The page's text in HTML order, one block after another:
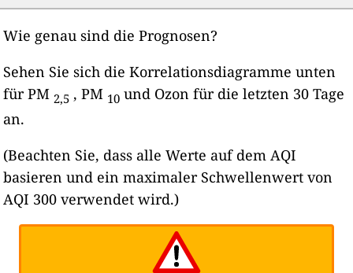
Wie genau sind die Prognosen?
Sehen Sie sich die Korrelationsdiagramme unten
für PM 2,5 , PM 10 und Ozon für die letzten 30 Tage
an.
(Beachten Sie, dass alle Werte auf dem AQI
basieren und ein maximaler Schwellenwert von
AQI 300 verwendet wird.)